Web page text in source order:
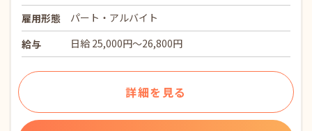
雇用形態
パート・アルバイト
給与
日給 25,000円～26,800円
詳細を見る